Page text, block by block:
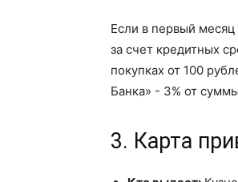
Если в первый месяц
за счет кредитных
покупках от 100
Банка» - 3% от
3. Карта